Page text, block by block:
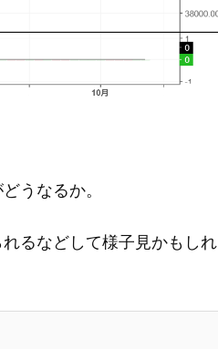
うなるか。
るなどして様子見かもしれ